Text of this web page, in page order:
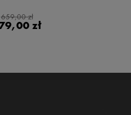
659,00 zł
zł